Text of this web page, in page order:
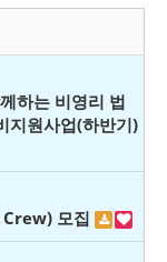
하는 비영리 법
지원사업(하반기)
모집